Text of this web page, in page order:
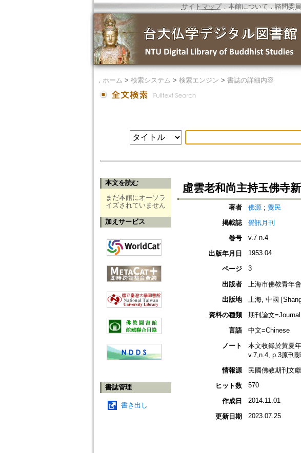
サイトマップ．本館について ． 諮問委
． ホーム > 検索システム > 検索エンジン > 書誌の詳細内容
本文を読む
まだ本館にオーソラ
イズされていません
加えサービス
書誌管理
書き出し
虛雲老和尚主持玉佛寺
著者 佛源; 覺民
掲載誌
覺訊月刊
巻号
v.7 n.4
出版年月日 1953.04
ページ 3
出版者
上海市佛教青年會
出版地
上海, 中國
資料の種類
期刊論文
言語
中文=Chinese
ノート
本文收錄於黃夏
v.7,n.4, p.3原刊影
情報源
民國佛教期刊文
ヒット数
570
作成日 2014.11.01
更新日期 2023.07.25